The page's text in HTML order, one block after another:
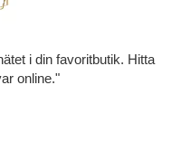
i din favoritbutik. Hitta
online."